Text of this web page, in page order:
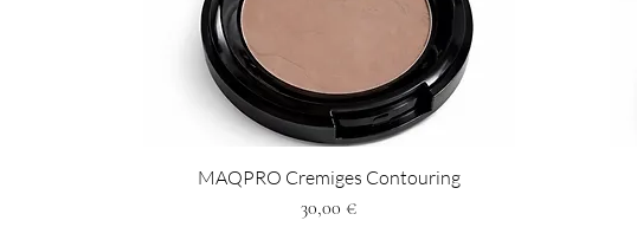
MAQPRO Cremiges Contouring
Preis
30,00 €